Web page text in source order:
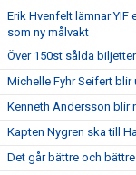
Erik Hvenfelt lämnar YIF
som ny målvakt
Över 150st sålda
Michelle Fyhr Seifert
Kenneth Andersson blir
Kapten Nygren ska till
Det går bättre och